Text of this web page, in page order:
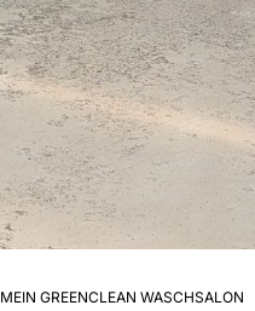
MEIN GREENCLEAN WASCHSALON